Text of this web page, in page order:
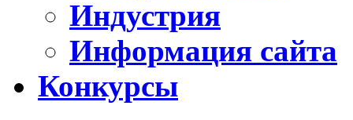
Индустрия
Информация сайта
Конкурсы